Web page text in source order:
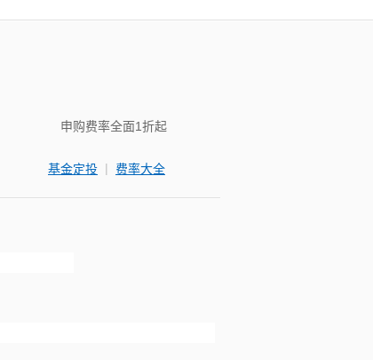
申购费率全面1折起
基金定投 | 费率大全